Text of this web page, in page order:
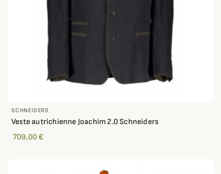
SCHNEIDERS
Veste autrichienne Joachim 2.0 Schneiders
709,00 €